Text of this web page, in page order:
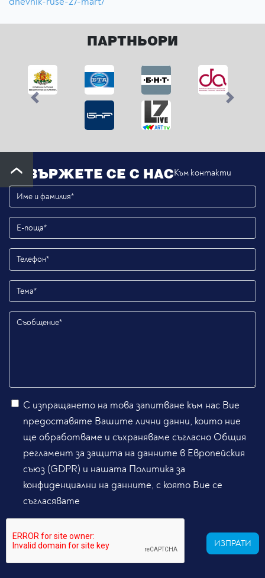
ПАРТНЬОРИ
Previous Next
СВЪРЖЕТЕ СЕ С НАСКъм контакти
С изпращането на това запитване към нас Вие
предоставяте Вашите лични данни, които ние
ще обработваме и съхраняваме съгласно Общия
регламент за защита на данните в Европейския
съюз (GDPR) и нашата Политика за
конфиденциални на данните, с която Вие се
съгласявате
ИЗПРАТИ